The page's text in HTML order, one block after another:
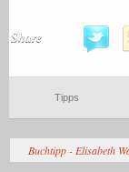
Share
Tipps
Buchtipp - Elisabeth